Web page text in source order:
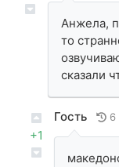
Анжела,
то
сказали
+1
Гость 6